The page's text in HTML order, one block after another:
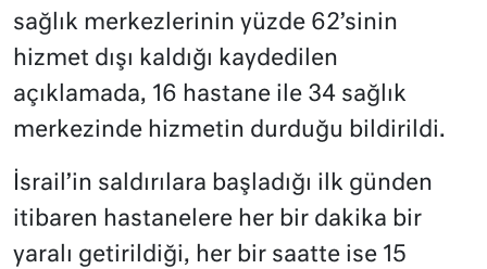
sağlık merkezlerinin yüzde 62’sinin
hizmet dışı kaldığı kaydedilen
açıklamada, 16 hastane ile 34 sağlık
merkezinde hizmetin durduğu bildirildi.
İsrail’in saldırılara başladığı ilk günden
itibaren hastanelere her bir dakika bir
yaralı getirildiği, her bir saatte ise 15